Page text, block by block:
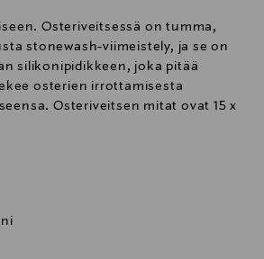
Osteriveitsessä on tumma,
stonewash-viimeistely, ja se on
silikonipidikkeen, joka pitää
osterien irrottamisesta
Osteriveitsen mitat ovat 15 x